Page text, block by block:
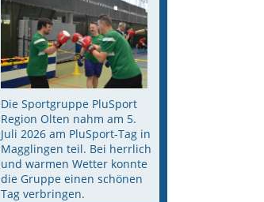
Die Sportgruppe PluSport
Region Olten nahm am 5.
Juli 2026 am PluSport-Tag in
Magglingen teil. Bei herrlich
und warmen Wetter konnte
die Gruppe einen schönen
Tag verbringen.